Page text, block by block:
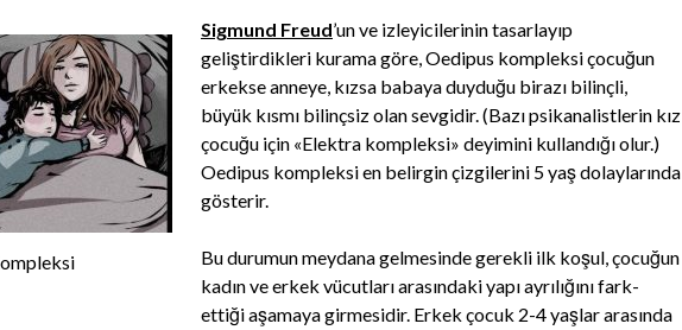
Sigmund Freud’un ve izleyicilerinin tasarlayıp
geliştirdikleri kurama göre, Oedipus kompleksi çocuğun
erkekse anneye, kızsa babaya duyduğu birazı bilinçli,
büyük kısmı bilinçsiz olan sevgidir. (Bazı psikanalistlerin kız
çocuğu için «Elektra kompleksi» deyimini kullandığı olur.)
Oedipus kompleksi en belirgin çizgilerini 5 yaş dolaylarında
gösterir.
Bu durumun meydana gelmesinde gerekli ilk koşul, çocuğun
kadın ve erkek vücutları arasındaki yapı ayrılığını fark-
ettiği aşamaya girmesidir. Erkek çocuk 2-4 yaşlar arasında